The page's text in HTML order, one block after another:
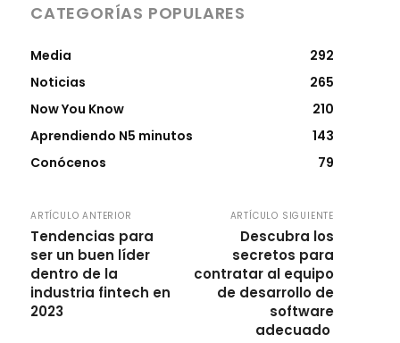
CATEGORÍAS POPULARES
Media
292
Noticias
265
Now You Know
210
Aprendiendo N5 minutos
143
Conócenos
79
ARTÍCULO ANTERIOR
Tendencias para
ser un buen líder
dentro de la
industria fintech en
2023
ARTÍCULO SIGUIENTE
Descubra los
secretos para
contratar al equipo
de desarrollo de
software
adecuado